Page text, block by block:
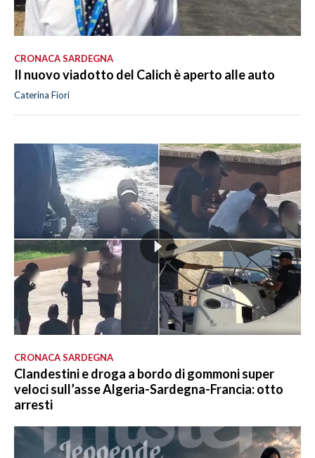
CRONACA SARDEGNA
Il nuovo viadotto del Calich è aperto alle auto
Caterina Fiori
CRONACA SARDEGNA
Clandestini e droga a bordo di gommoni super
veloci sull’asse Algeria-Sardegna-Francia: otto
arresti